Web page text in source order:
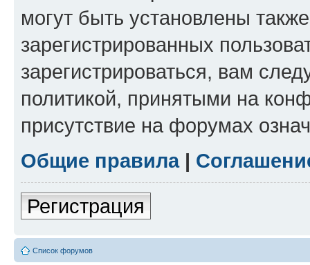
могут быть установлены
зарегистрированных
зарегистрироваться, вам
политикой, принятыми на
присутствие на форумах
Общие правила|
Регистрация
Список форумов